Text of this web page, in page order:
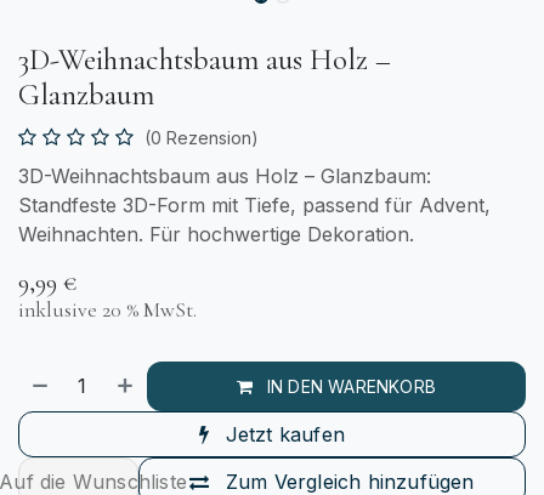
3D-Weihnachtsbaum aus Holz –
Glanzbaum
(0 Rezension)
3D-Weihnachtsbaum aus Holz – Glanzbaum:
Standfeste 3D-Form mit Tiefe, passend für Advent,
Weihnachten. Für hochwertige Dekoration.
9,99 €
inklusive 20 % MwSt.
IN DEN WARENKORB
Jetzt kaufen
Zum Vergleich hinzufügen
Auf die Wunschliste